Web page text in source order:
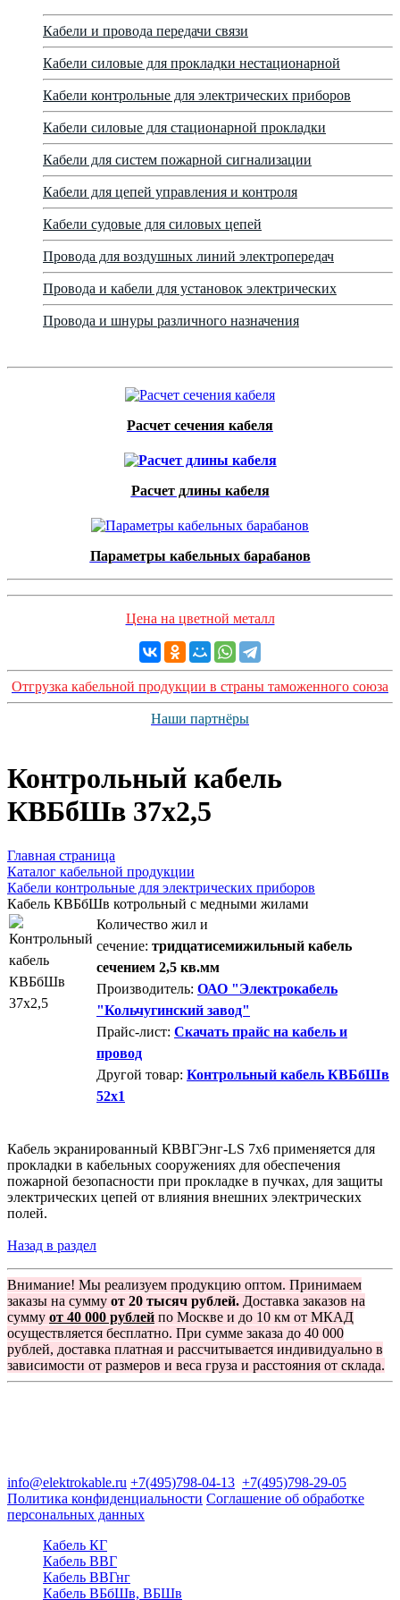
Кабели и провода передачи связи
Кабели силовые для прокладки нестационарной
Кабели контрольные для электрических приборов
Кабели силовые для стационарной прокладки
Кабели для систем пожарной сигнализации
Кабели для цепей управления и контроля
Кабели судовые для силовых цепей
Провода для воздушных линий электропередач
Провода и кабели для установок электрических
Провода и шнуры различного назначения
Расчет сечения кабеля
Расчет длины кабеля
Параметры кабельных барабанов
Цена на цветной металл
Отгрузка кабельной продукции в страны таможенного союза
Наши партнёры
Контрольный кабель
КВБбШв 37х2,5
Главная страница
Каталог кабельной продукции
Кабели контрольные для электрических приборов
Кабель КВБбШв котрольный с медными жилами
Количество жил и
сечение: тридцатисемижильный кабель
сечением 2,5 кв.мм
Производитель: ОАО "Электрокабель
"Кольчугинский завод"
Прайс-лист: Скачать прайс на кабель и
провод
Другой товар: Контрольный кабель КВБбШв
52х1
Кабель экранированный КВВГЭнг-LS 7х6 применяется для
прокладки в кабельных сооружениях для обеспечения
пожарной безопасности при прокладке в пучках, для защиты
электрических цепей от влияния внешних электрических
полей.
Назад в раздел
Внимание! Мы реализуем продукцию оптом. Принимаем
заказы на сумму от 20 тысяч рублей. Доставка заказов на
сумму от 40 000 рублей по Москве и до 10 км от МКАД
осуществляется бесплатно. При сумме заказа до 40 000
рублей, доставка платная и рассчитывается индивидуально в
зависимости от размеров и веса груза и расстояния от склада.
info@elektrokable.ru +7(495)798-04-13 +7(495)798-29-05
Политика конфиденциальности Соглашение об обработке
персональных данных
Кабель КГ
Кабель ВВГ
Кабель ВВГнг
Кабель ВБбШв, ВБШв